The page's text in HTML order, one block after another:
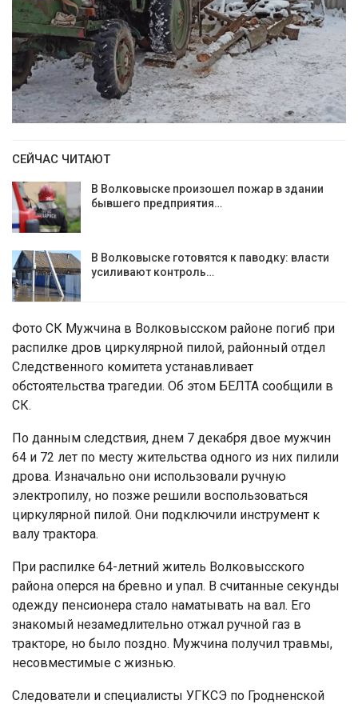
СЕЙЧАС ЧИТАЮТ
В Волковыске произошел пожар в здании
бывшего предприятия…
В Волковыске готовятся к паводку: власти
усиливают контроль…
Фото СК Мужчина в Волковысском районе погиб при
распилке дров циркулярной пилой, районный отдел
Следственного комитета устанавливает
обстоятельства трагедии. Об этом БЕЛТА сообщили в
СК.
По данным следствия, днем 7 декабря двое мужчин
64 и 72 лет по месту жительства одного из них пилили
дрова. Изначально они использовали ручную
электропилу, но позже решили воспользоваться
циркулярной пилой. Они подключили инструмент к
валу трактора.
При распилке 64-летний житель Волковысского
района оперся на бревно и упал. В считанные секунды
одежду пенсионера стало наматывать на вал. Его
знакомый незамедлительно отжал ручной газ в
тракторе, но было поздно. Мужчина получил травмы,
несовместимые с жизнью.
Следователи и специалисты УГКСЭ по Гродненской